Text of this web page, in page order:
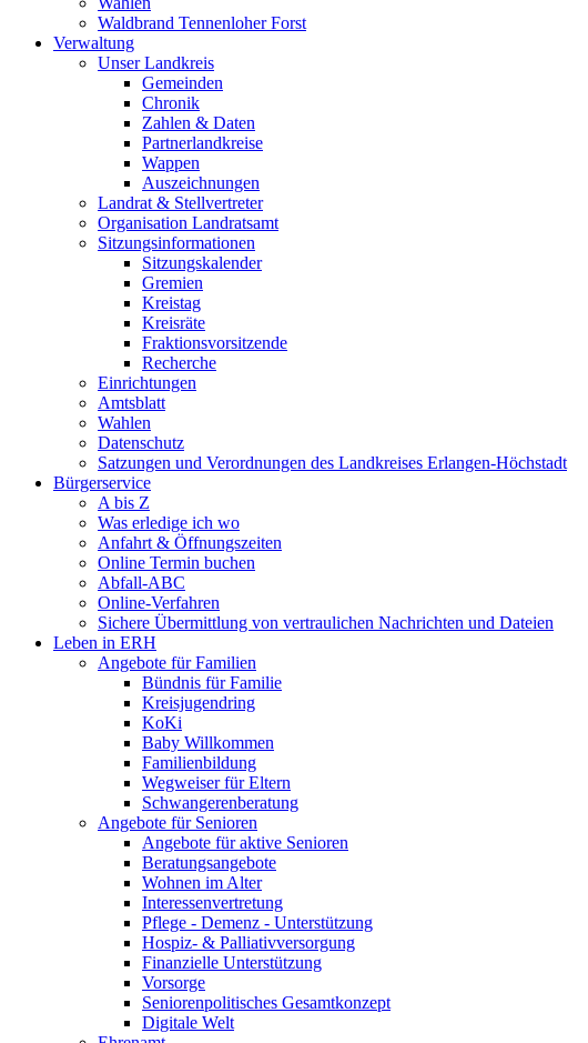
Waldbrand Tennenloher Forst
Verwaltung
Unser Landkreis
Gemeinden
Chronik
Zahlen & Daten
Partnerlandkreise
Wappen
Auszeichnungen
Landrat & Stellvertreter
Organisation Landratsamt
Sitzungsinformationen
Sitzungskalender
Gremien
Kreistag
Kreisräte
Fraktionsvorsitzende
Recherche
Einrichtungen
Amtsblatt
Wahlen
Datenschutz
Satzungen und Verordnungen des Landkreises Erlangen-Höchstadt
Bürgerservice
A bis Z
Was erledige ich wo
Anfahrt & Öffnungszeiten
Online Termin buchen
Abfall-ABC
Online-Verfahren
Sichere Übermittlung von vertraulichen Nachrichten und Dateien
Leben in ERH
Angebote für Familien
Bündnis für Familie
Kreisjugendring
KoKi
Baby Willkommen
Familienbildung
Wegweiser für Eltern
Schwangerenberatung
Angebote für Senioren
Angebote für aktive Senioren
Beratungsangebote
Wohnen im Alter
Interessenvertretung
Pflege - Demenz - Unterstützung
Hospiz- & Palliativversorgung
Finanzielle Unterstützung
Vorsorge
Seniorenpolitisches Gesamtkonzept
Digitale Welt